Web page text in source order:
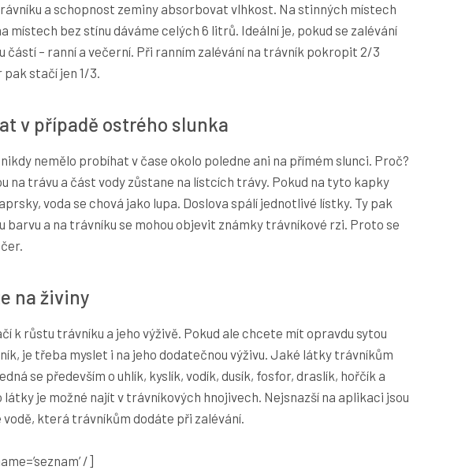
a schopnost zeminy absorbovat vlhkost. Na stinných místech
místech bez stínu dáváme celých 6 litrů. Ideální je, pokud se zalévání
částí – ranní a večerní. Při ranním zalévání na trávník pokropit 2/3
pak stačí jen 1/3.
v případě ostrého slunka
nemělo probíhat v čase okolo poledne ani na přímém slunci. Proč?
na trávu a část vody zůstane na lístcích trávy. Pokud na tyto kapky
voda se chová jako lupa. Doslova spálí jednotlivé lístky. Ty pak
barvu a na trávníku se mohou objevit známky trávníkové rzi. Proto se
na živiny
k růstu trávníku a jeho výživě. Pokud ale chcete mít opravdu sytou
je třeba myslet i na jeho dodatečnou výživu. Jaké látky trávníkům
se především o uhlík, kyslík, vodík, dusík, fosfor, draslík, hořčík a
je možné najít v trávníkových hnojivech. Nejsnazší na aplikaci jsou
vodě, která trávníkům dodáte při zalévání.
/]